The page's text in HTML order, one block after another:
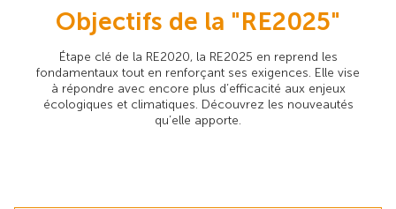
Objectifs de la "RE2025"
Étape clé de la RE2020, la RE2025 en reprend les
fondamentaux tout en renforçant ses exigences. Elle vise
à répondre avec encore plus d’efficacité aux enjeux
écologiques et climatiques. Découvrez les nouveautés
qu’elle apporte.